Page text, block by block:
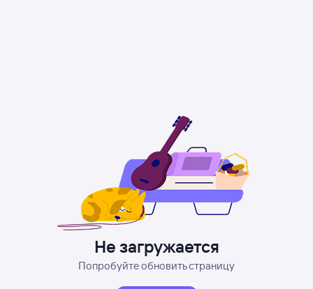
Не загружается
Попробуйте обновить страницу